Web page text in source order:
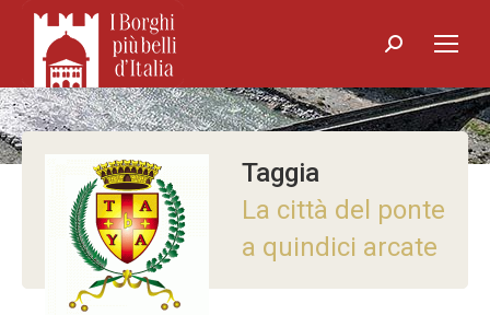
Search:
Taggia
La città del ponte
a quindici arcate